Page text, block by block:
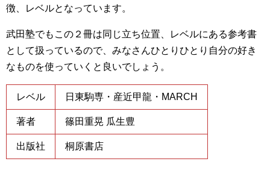
徴、レベルとなっています。
武田塾でもこの２冊は同じ立ち位置、レベルにある参考書
として扱っているので、みなさんひとりひとり自分の好き
なものを使っていくと良いでしょう。
レベル 日東駒専・産近甲龍・MARCH
著者 篠田重晃 瓜生豊
出版社 桐原書店